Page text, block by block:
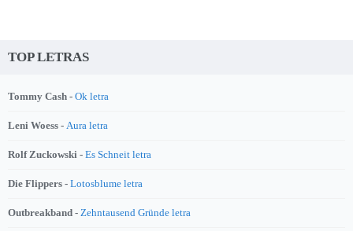
TOP LETRAS
Tommy Cash - Ok letra
Leni Woess - Aura letra
Rolf Zuckowski - Es Schneit letra
Die Flippers - Lotosblume letra
Outbreakband - Zehntausend Gründe letra